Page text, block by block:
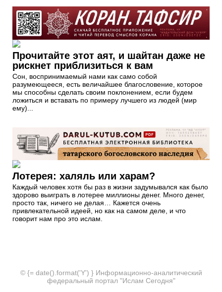
Прочитайте этот аят, и шайтан даже не
рискнет приблизиться к вам
Сон, воспринимаемый нами как само собой
разумеющееся, есть величайшее благословение, которое
мы способны сделать своим поклонением, если будем
ложиться и вставать по примеру лучшего из людей (мир
ему)...
Лотерея: халяль или харам?
Каждый человек хотя бы раз в жизни задумывался как было
здорово выиграть в лотерее миллионы денег. Много денег,
просто так, ничего не делая… Кажется очень
привлекательной идеей, но как на самом деле, и что
говорит нам про это ислам.
© {= date().format('Y') } Информационно-аналитический
федеральный портал "Ислам Сегодня"